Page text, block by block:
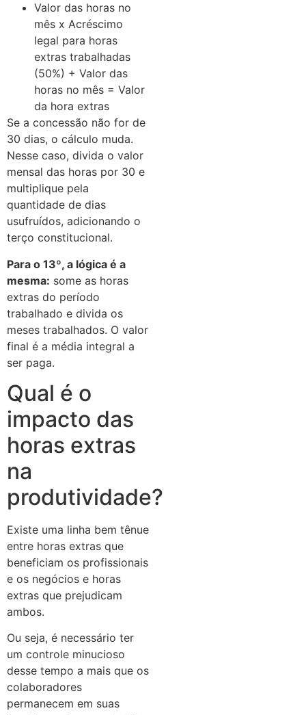
Valor das horas no
mês x Acréscimo
legal para horas
extras trabalhadas
(50%) + Valor das
horas no mês = Valor
da hora extras
Se a concessão não for de
30 dias, o cálculo muda.
Nesse caso, divida o valor
mensal das horas por 30 e
multiplique pela
quantidade de dias
usufruídos, adicionando o
terço constitucional.
Para o 13º, a lógica é a
mesma: some as horas
extras do período
trabalhado e divida os
meses trabalhados. O valor
final é a média integral a
ser paga.
Qual é o
impacto das
horas extras
na
produtividade?
Existe uma linha bem tênue
entre horas extras que
beneficiam os profissionais
e os negócios e horas
extras que prejudicam
ambos.
Ou seja, é necessário ter
um controle minucioso
desse tempo a mais que os
colaboradores
permanecem em suas